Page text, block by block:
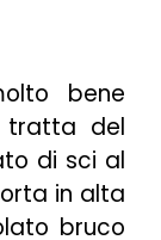
bene
tratta del
di sci al
in alta
bruco